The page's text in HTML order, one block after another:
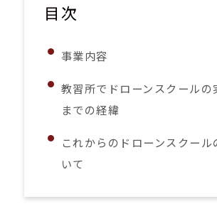
目次
事業内容
教習所でドローンスクールの
までの経緯
これからのドローンスクール
いて